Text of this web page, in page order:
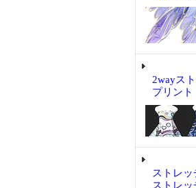
2wayス
プリント
ストレッ
ストレッ